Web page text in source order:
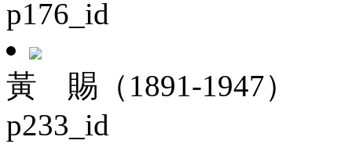
p176_id
黃 賜（1891-1947）
p233_id